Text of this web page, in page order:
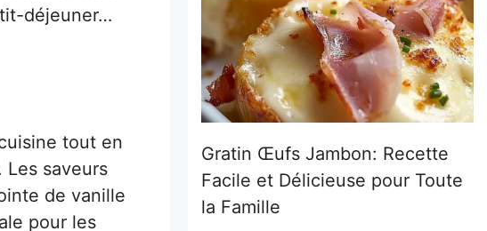
déjeuner…
tout en
saveurs
de vanille
pour les
Gratin Œufs Jambon: Recette
Facile et Délicieuse pour Toute
la Famille